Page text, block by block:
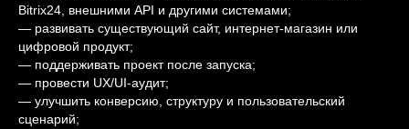
Bitrix24, внешними API и другими системами;
— развивать существующий сайт, интернет-магазин или
цифровой продукт;
— поддерживать проект после запуска;
— провести UX/UI-аудит;
— улучшить конверсию, структуру и пользовательский
сценарий;